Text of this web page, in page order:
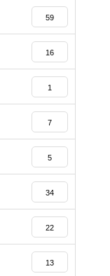
59
16
1
7
5
34
22
13